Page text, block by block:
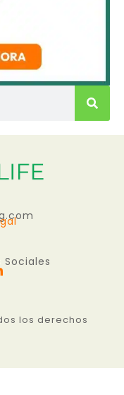
Sociales
los derechos